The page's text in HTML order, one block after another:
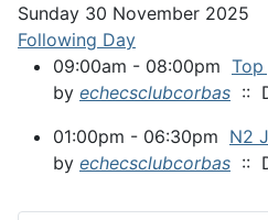
Sunday 30 November 2025
Following Day
09:00am - 08:00pm
by echecsclubcorbas ::
01:00pm - 06:30pm N2
by echecsclubcorbas ::